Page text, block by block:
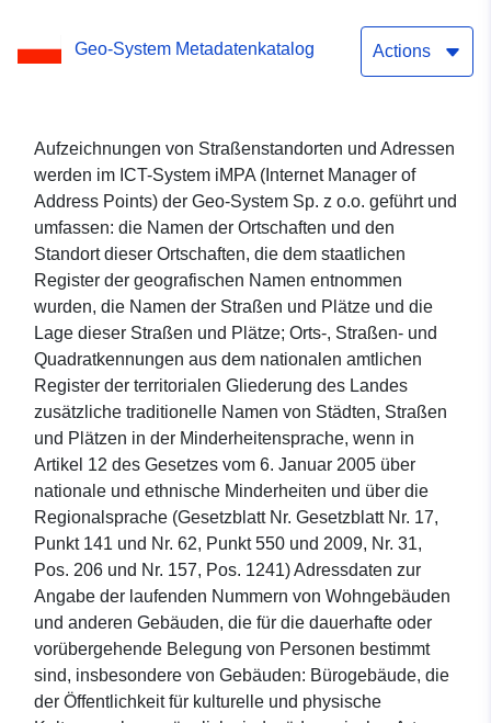
Geo-System Metadatenkatalog Actions
Aufzeichnungen von Straßenstandorten und Adressen
werden im ICT-System iMPA (Internet Manager of
Address Points) der Geo-System Sp. z o.o. geführt und
umfassen: die Namen der Ortschaften und den
Standort dieser Ortschaften, die dem staatlichen
Register der geografischen Namen entnommen
wurden, die Namen der Straßen und Plätze und die
Lage dieser Straßen und Plätze; Orts-, Straßen- und
Quadratkennungen aus dem nationalen amtlichen
Register der territorialen Gliederung des Landes
zusätzliche traditionelle Namen von Städten, Straßen
und Plätzen in der Minderheitensprache, wenn in
Artikel 12 des Gesetzes vom 6. Januar 2005 über
nationale und ethnische Minderheiten und über die
Regionalsprache (Gesetzblatt Nr. Gesetzblatt Nr. 17,
Punkt 141 und Nr. 62, Punkt 550 und 2009, Nr. 31,
Pos. 206 und Nr. 157, Pos. 1241) Adressdaten zur
Angabe der laufenden Nummern von Wohngebäuden
und anderen Gebäuden, die für die dauerhafte oder
vorübergehende Belegung von Personen bestimmt
sind, insbesondere von Gebäuden: Bürogebäude, die
der Öffentlichkeit für kulturelle und physische